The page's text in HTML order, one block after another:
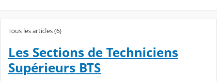
Tous les articles (6)
Les Sections de Techniciens
Supérieurs BTS